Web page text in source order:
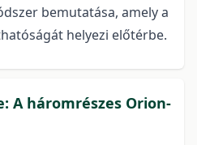
bemutatása, amely a
helyezi előtérbe.
A háromrészes Orion-